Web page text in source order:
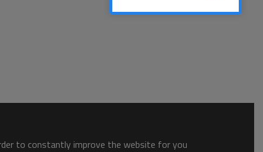
to constantly improve the website for you.